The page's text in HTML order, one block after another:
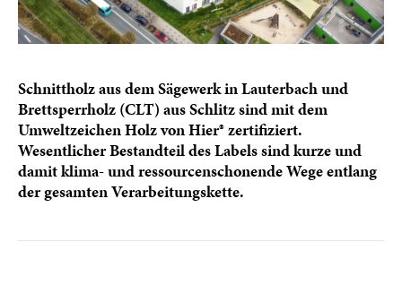
Schnittholz aus dem Sägewerk in Lauterbach und
Brettsperrholz (CLT) aus Schlitz sind mit dem
Umweltzeichen Holz von Hier® zertifiziert.
Wesentlicher Bestandteil des Labels sind kurze und
damit klima- und ressourcenschonende Wege entlang
der gesamten Verarbeitungskette.